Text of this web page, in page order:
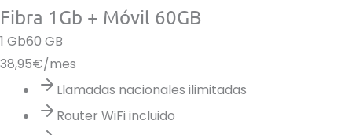
Fibra 1Gb + Móvil 60GB
1 Gb60 GB
38,95€/mes
Llamadas nacionales ilimitadas
Router WiFi incluido